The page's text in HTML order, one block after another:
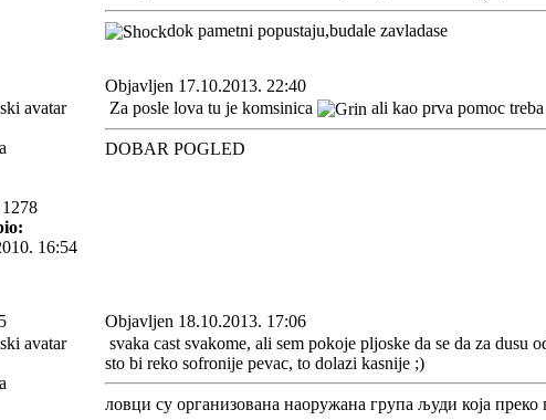
dok pametni popustaju,budale zavladase
Objavljen 17.10.2013. 22:40
1278
16:54
Za posle lova tu je komsinica ali kao prva pomoc
DOBAR POGLED
Objavljen 18.10.2013. 17:06
svaka cast svakome, ali sem pokoje pljoske da se da za
sto bi reko sofronije pevac, to dolazi kasnije ;)
ловци су организована наоружана група људи која